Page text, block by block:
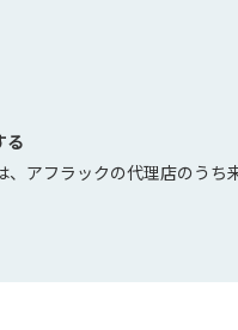
る
、アフラックの代理店のうち